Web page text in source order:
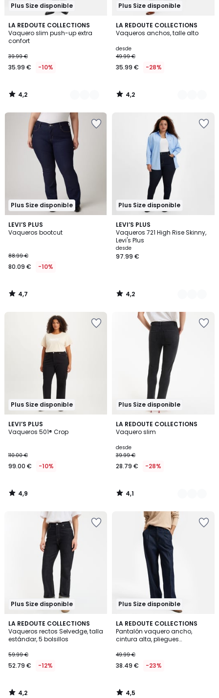
Plus Size disponible
LA REDOUTE COLLECTIONS
Vaquero slim push-up extra
confort
39.99 €
35.99 € -10%
4,2
/ 5
2
Colores
4,2
/
Plus Size disponible
LA REDOUTE COLLECTIONS
Vaqueros anchos, talle alto
desde
49.99 €
35.99 € -28%
4,2
/ 5
2
Colores
4,2
/
Plus Size disponible
LEVI’S PLUS
Vaqueros bootcut
88.99 €
80.09 € -10%
4,7
/ 5
4,7
/
Plus Size disponible
LEVI’S PLUS
Vaqueros 721 High Rise Skinny,
Levi's Plus
desde
97.99 €
4,2
/ 5
2
Colores
4,2
/
Plus Size disponible
LEVI’S PLUS
Vaqueros 501® Crop
110.00 €
99.00 € -10%
4,9
/ 5
4,9
/
Plus Size disponible
LA REDOUTE COLLECTIONS
Vaquero slim
desde
39.99 €
28.79 € -28%
4,1
/ 5
4
Colores
4,1
/
Plus Size disponible
LA REDOUTE COLLECTIONS
Vaqueros rectos Selvedge, talla
estándar, 5 bolsillos
59.99 €
52.79 € -12%
4,2
/ 5
4,2
/
Plus Size disponible
LA REDOUTE COLLECTIONS
Pantalón vaquero ancho,
cintura alta, pliegues
49.99 €
38.49 € -23%
4,5
/ 5
4,5
/